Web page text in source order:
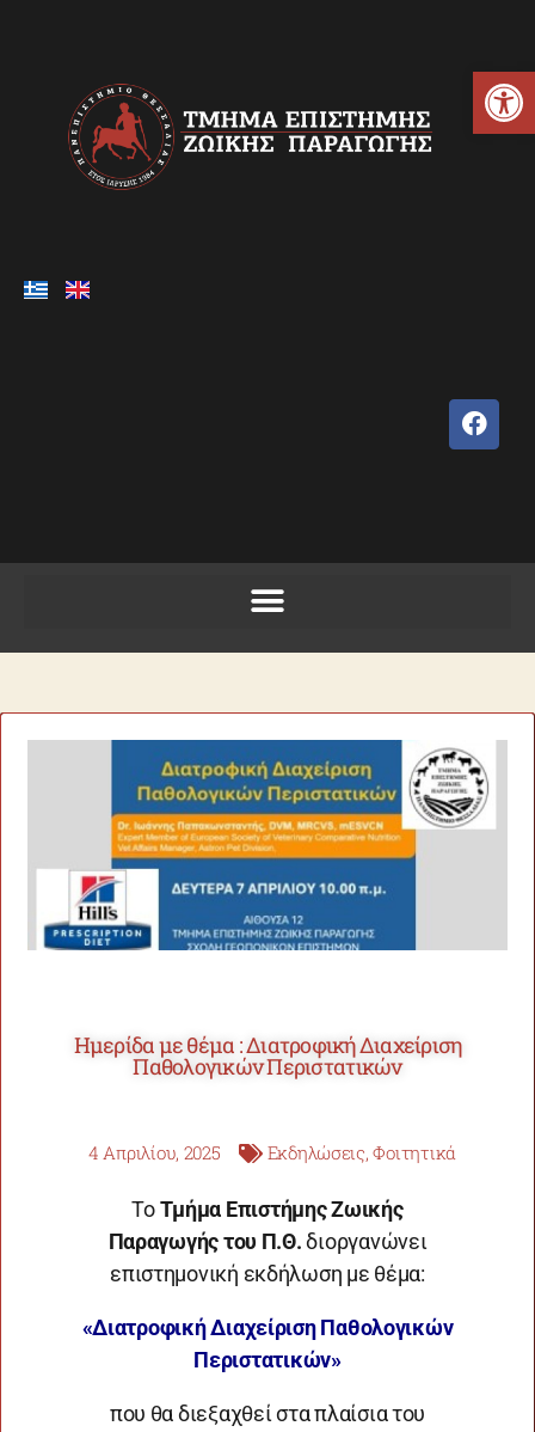
Ανοίξτε τη γραμμή εργαλείων
Ημερίδα με θέμα : Διατροφική Διαχείριση
Παθολογικών Περιστατικών
4 Απριλίου, 2025 Εκδηλώσεις,Φοιτητικά
ΤοΤμήμα Επιστήμης Ζωικής
Παραγωγής του Π.Θ.διοργανώνει
επιστημονική εκδήλωση με θέμα:
«Διατροφική Διαχείριση Παθολογικών
Περιστατικών»
που θα διεξαχθεί στα πλαίσια του